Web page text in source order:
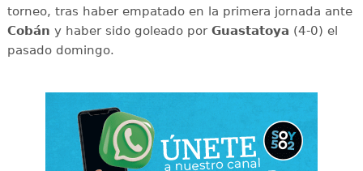
torneo, tras haber empatado en la primera jornada ante
Cobán y haber sido goleado por Guastatoya (4-0) el
pasado domingo.